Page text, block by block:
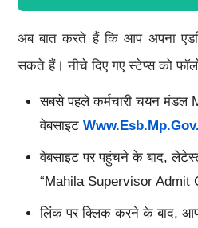
अब बात करते हैं कि आप अपना
सकते हैं। नीचे दिए गए स्टेप्स को
सबसे पहले कर्मचारी चयन मंडल
वेबसाइट
वेबसाइट पर पहुंचने के बाद,
“Mahila Supervisor Admit
लिंक पर क्लिक करने के बाद,